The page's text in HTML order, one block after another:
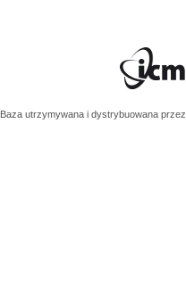
Baza utrzymywana i dystrybuowana przez